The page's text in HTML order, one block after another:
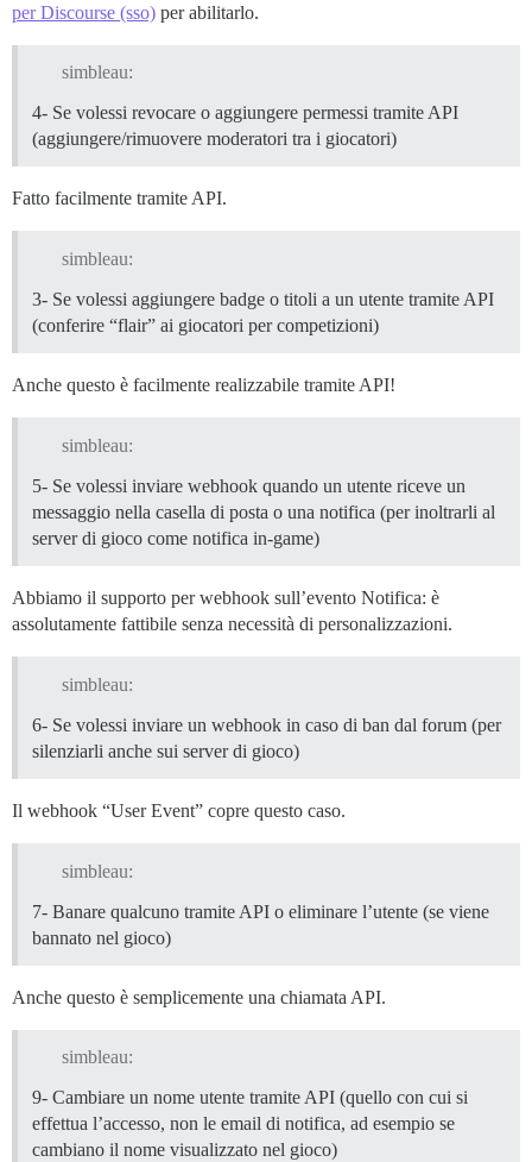
per Discourse (sso) per abilitarlo.
simbleau:
4- Se volessi revocare o aggiungere permessi tramite API
(aggiungere/rimuovere moderatori tra i giocatori)
Fatto facilmente tramite API.
simbleau:
3- Se volessi aggiungere badge o titoli a un utente tramite API
(conferire “flair” ai giocatori per competizioni)
Anche questo è facilmente realizzabile tramite API!
simbleau:
5- Se volessi inviare webhook quando un utente riceve un
messaggio nella casella di posta o una notifica (per inoltrarli al
server di gioco come notifica in-game)
Abbiamo il supporto per webhook sull’evento Notifica: è
assolutamente fattibile senza necessità di personalizzazioni.
simbleau:
6- Se volessi inviare un webhook in caso di ban dal forum (per
silenziarli anche sui server di gioco)
Il webhook “User Event” copre questo caso.
simbleau:
7- Banare qualcuno tramite API o eliminare l’utente (se viene
bannato nel gioco)
Anche questo è semplicemente una chiamata API.
simbleau:
9- Cambiare un nome utente tramite API (quello con cui si
effettua l’accesso, non le email di notifica, ad esempio se
cambiano il nome visualizzato nel gioco)